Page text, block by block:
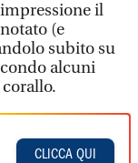
il
(e
subito su
alcuni
CLICCA QUI